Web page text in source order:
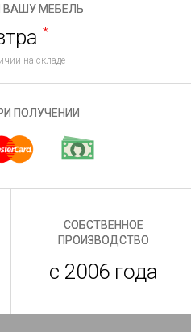
МЕБЕЛЬ
*
на складе
ПОЛУЧЕНИИ
СОБСТВЕННОЕ
ПРОИЗВОДСТВО
с 2006 года